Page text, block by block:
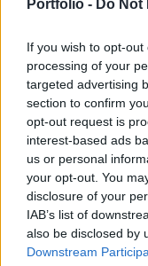
Portfolio - Do
If you wish to opt-
processing of your
targeted advertising
section to confirm
opt-out request is
interest-based ads
us or personal
your opt-out. You
disclosure of your
IAB’s list of
also be disclosed by
Downstream
Jelentős változások
rendszerében május
értelmében
parkolás, ráadásul
között. A fizetős
Áron utcában is
A település...
KEDVES